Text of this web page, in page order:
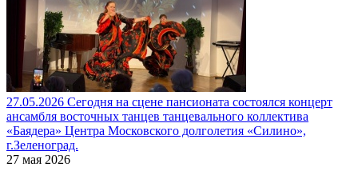
27.05.2026 Сегодня на сцене пансионата состоялся концерт
ансамбля восточных танцев танцевального коллектива
«Баядера» Центра Московского долголетия «Силино»,
г.Зеленоград.
27 мая 2026